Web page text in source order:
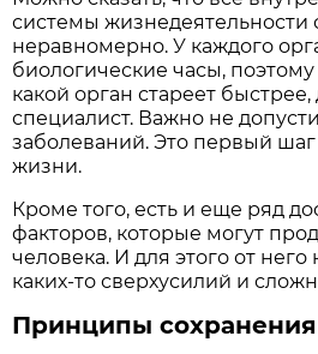
системы жизнедеятельности
неравномерно. У каждого
биологические часы, поэтому
какой орган стареет
специалист. Важно не
заболеваний. Это первый
жизни.
Кроме того, есть и еще ряд
факторов, которые могут
человека. И для этого от него
каких-то сверхусилий и
Принципы